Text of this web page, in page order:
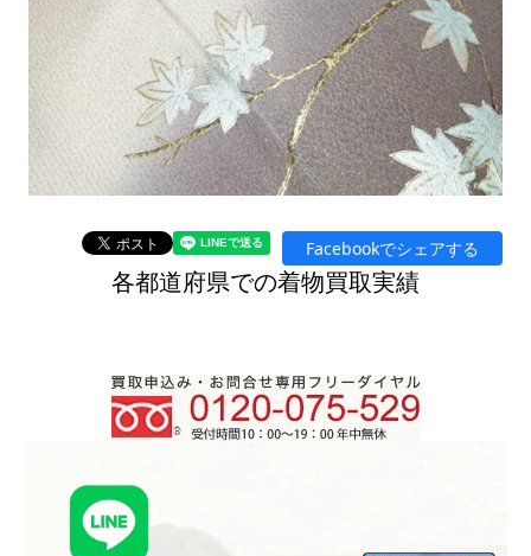
Facebookでシェアする
各都道府県での着物買取実績